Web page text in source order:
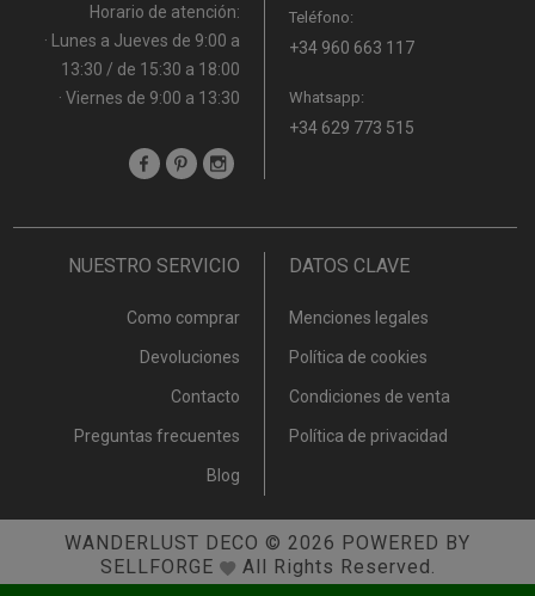
Horario de atención:
· Lunes a Jueves de 9:00 a
13:30 / de 15:30 a 18:00
· Viernes de 9:00 a 13:30
Teléfono:
+34 960 663 117
Whatsapp:
+34 629 773 515
NUESTRO SERVICIO
Como comprar
Devoluciones
Contacto
Preguntas frecuentes
Blog
DATOS CLAVE
Menciones legales
Política de cookies
Condiciones de venta
Política de privacidad
WANDERLUST DECO © 2026 POWERED BY
SELLFORGE
All Rights Reserved.